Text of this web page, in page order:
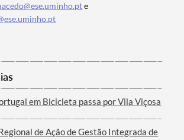
e
em Bicicleta passa por Vila Viçosa
de Ação de Gestão Integrada de